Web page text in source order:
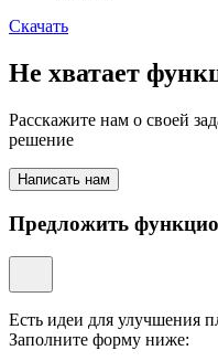
Скачать
Не хватает
Расскажите нам о своей
решение
Написать нам
Предложить
Есть идеи для улучшения
Заполните форму ниже: